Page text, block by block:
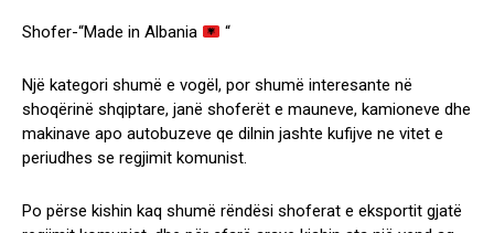
Shofer-“Made in Albania “
Një kategori shumë e vogël, por shumë interesante në
shoqërinë shqiptare, janë shoferët e mauneve, kamioneve dhe
makinave apo autobuzeve qe dilnin jashte kufijve ne vitet e
periudhes se regjimit komunist.
Po përse kishin kaq shumë rëndësi shoferat e eksportit gjatë